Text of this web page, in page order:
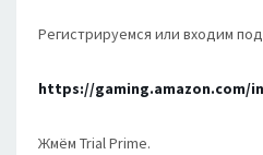
Регистрируемся или входим
https://gaming.amazon.com/
Жмём Trial Prime.